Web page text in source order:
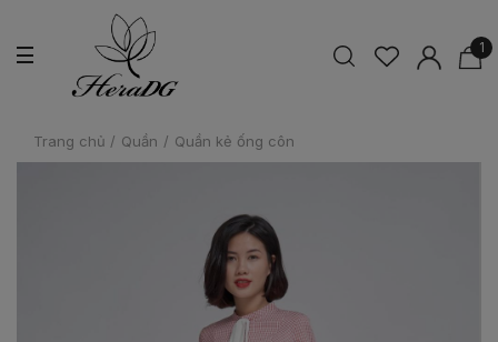
1
Trang chủ / Quần / Quần kẻ ống côn